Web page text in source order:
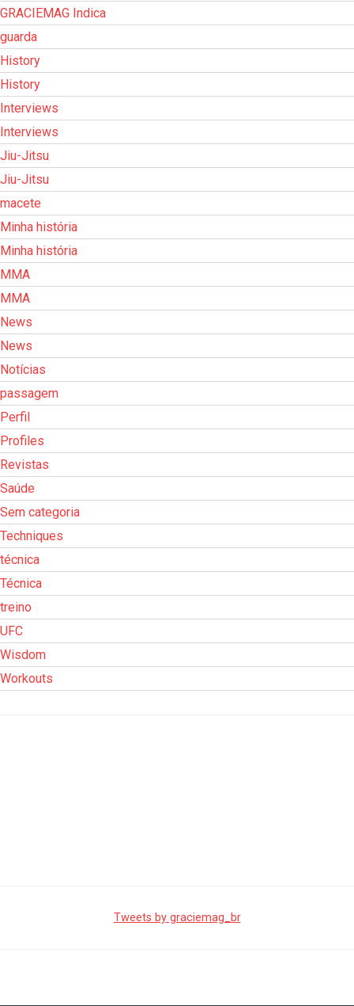
GRACIEMAG Indica
guarda
History
History
Interviews
Interviews
Jiu-Jitsu
Jiu-Jitsu
macete
Minha história
Minha história
MMA
MMA
News
News
Notícias
passagem
Perfil
Profiles
Revistas
Saúde
Sem categoria
Techniques
técnica
Técnica
treino
UFC
Wisdom
Workouts
Tweets by graciemag_br